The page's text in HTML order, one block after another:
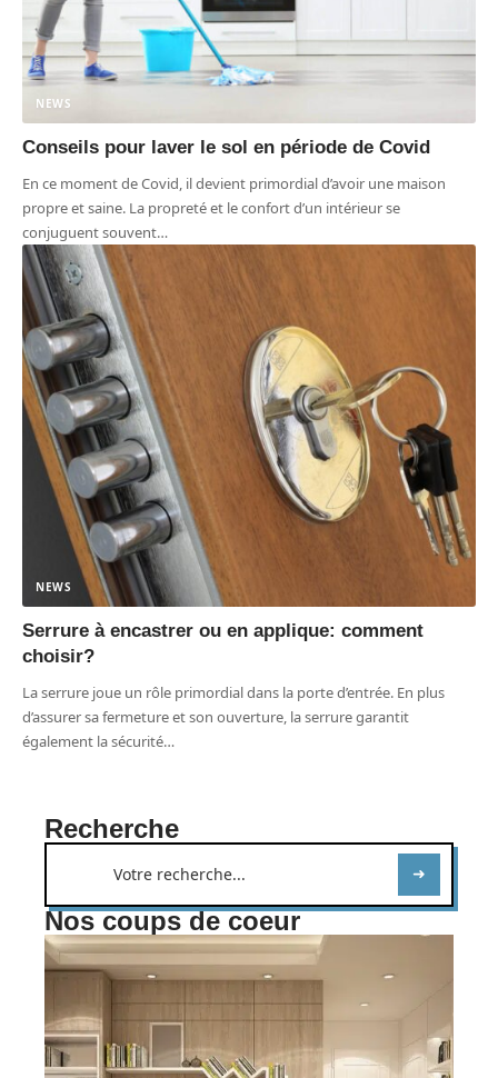
NEWS
Conseils pour laver le sol en période de Covid
En ce moment de Covid, il devient primordial d’avoir une maison
propre et saine. La propreté et le confort d’un intérieur se
conjuguent souvent…
NEWS
Serrure à encastrer ou en applique: comment
choisir?
La serrure joue un rôle primordial dans la porte d’entrée. En plus
d’assurer sa fermeture et son ouverture, la serrure garantit
également la sécurité…
Recherche
Nos coups de coeur